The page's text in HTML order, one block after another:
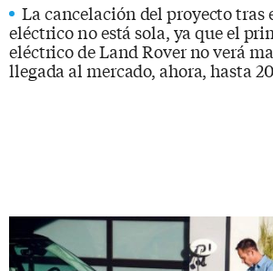
La cancelación del proyecto tras
eléctrico no está sola, ya que el
eléctrico de Land Rover no verá
llegada al mercado, ahora, hasta